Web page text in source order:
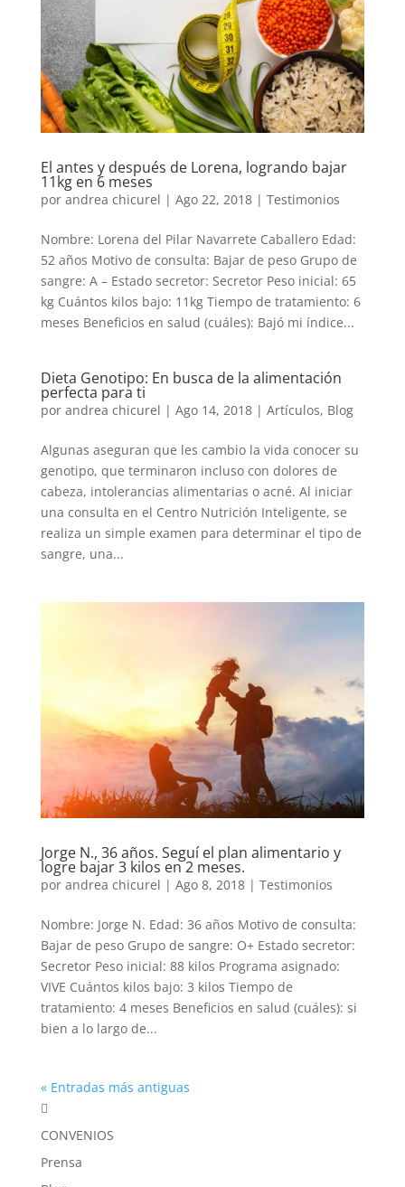
El antes y después de Lorena, logrando bajar
11kg en 6 meses
por andrea chicurel | Ago 22, 2018| Testimonios
Nombre: Lorena del Pilar Navarrete Caballero Edad:
52 años Motivo de consulta: Bajar de peso Grupo de
sangre: A – Estado secretor: Secretor Peso inicial: 65
kg Cuántos kilos bajo: 11kg Tiempo de tratamiento: 6
meses Beneficios en salud (cuáles): Bajó mi índice...
Dieta Genotipo: En busca de la alimentación
perfecta para ti
por andrea chicurel | Ago 14, 2018| Artículos, Blog
Algunas aseguran que les cambio la vida conocer su
genotipo, que terminaron incluso con dolores de
cabeza, intolerancias alimentarias o acné. Al iniciar
una consulta en el Centro Nutrición Inteligente, se
realiza un simple examen para determinar el tipo de
sangre, una...
Jorge N., 36 años. Seguí el plan alimentario y
logre bajar 3 kilos en 2 meses.
por andrea chicurel | Ago 8, 2018| Testimonios
Nombre: Jorge N. Edad: 36 años Motivo de consulta:
Bajar de peso Grupo de sangre: O+ Estado secretor:
Secretor Peso inicial: 88 kilos Programa asignado:
VIVE Cuántos kilos bajo: 3 kilos Tiempo de
tratamiento: 4 meses Beneficios en salud (cuáles): si
bien a lo largo de...
« Entradas más antiguas

CONVENIOS
Prensa